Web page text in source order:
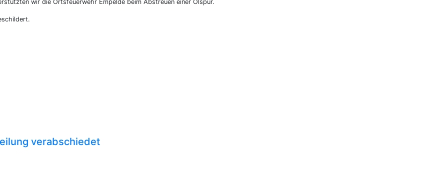
wir die Ortsfeuerwehr Empelde beim Abstreuen einer Ölspur.
verabschiedet